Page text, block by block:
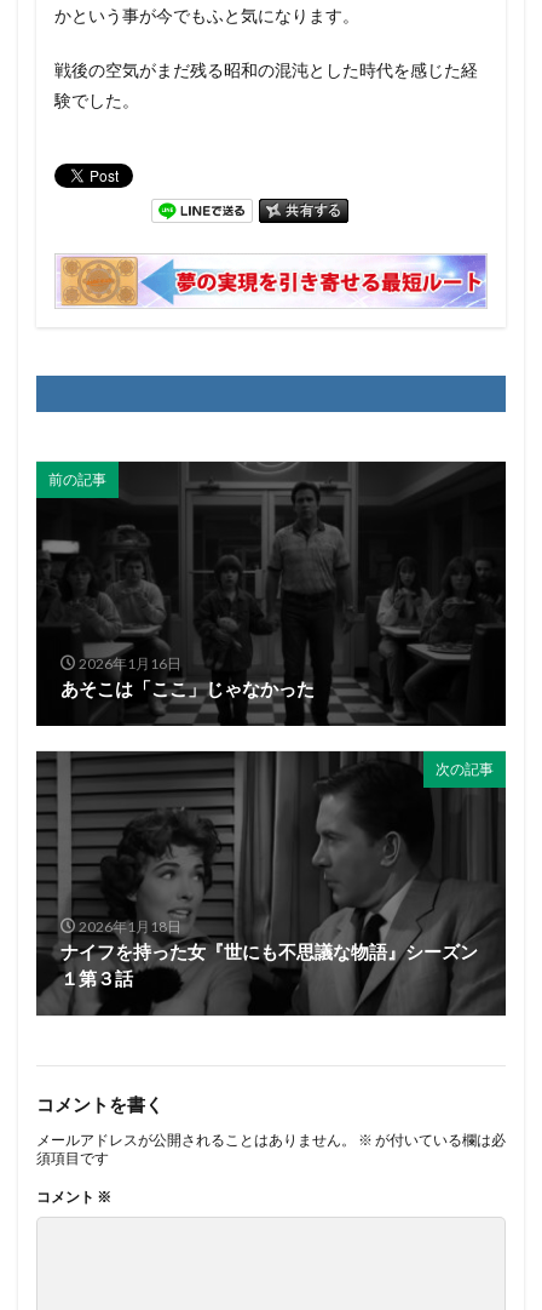
かという事が今でもふと気になります。
戦後の空気がまだ残る昭和の混沌とした時代を感じた経
験でした。
前の記事
2026年1月16日
あそこは「ここ」じゃなかった
次の記事
2026年1月18日
ナイフを持った女『世にも不思議な物語』シーズン
１第３話
コメントを書く
メールアドレスが公開されることはありません。 ※ が付いている欄は必
須項目です
コメント ※